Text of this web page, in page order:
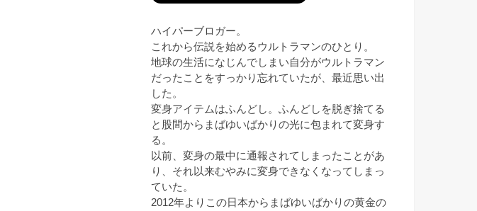
ハイパーブロガー。
これから伝説を始めるウルトラマンのひとり。
地球の生活になじんでしまい自分がウルトラマン
だったことをすっかり忘れていたが、最近思い出
した。
変身アイテムはふんどし。ふんどしを脱ぎ捨てる
と股間からまばゆいばかりの光に包まれて変身す
る。
以前、変身の最中に通報されてしまったことがあ
り、それ以来むやみに変身できなくなってしまっ
ていた。
2012年よりこの日本からまばゆいばかりの黄金の